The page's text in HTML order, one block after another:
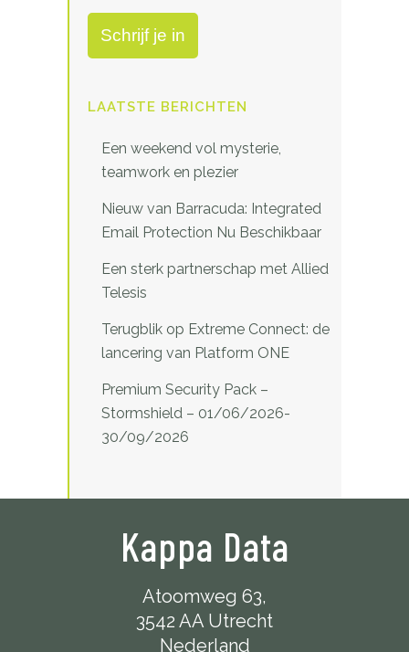
LAATSTE BERICHTEN
Een weekend vol mysterie,
teamwork en plezier
Nieuw van Barracuda: Integrated
Email Protection Nu Beschikbaar
Een sterk partnerschap met Allied
Telesis
Terugblik op Extreme Connect: de
lancering van Platform ONE
Premium Security Pack –
Stormshield – 01/06/2026-
30/09/2026
Kappa Data
Atoomweg 63,
3542 AA Utrecht
Nederland